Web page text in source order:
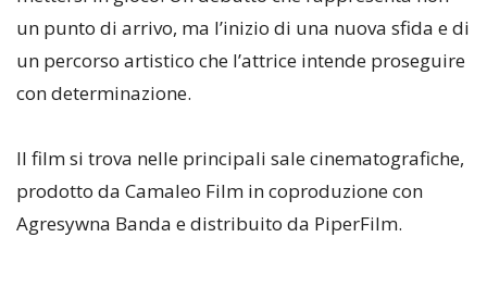
un punto di arrivo, ma l’inizio di una nuova sfida e di
un percorso artistico che l’attrice intende proseguire
con determinazione.
Il film si trova nelle principali sale cinematografiche,
prodotto da Camaleo Film in coproduzione con
Agresywna Banda e distribuito da PiperFilm.